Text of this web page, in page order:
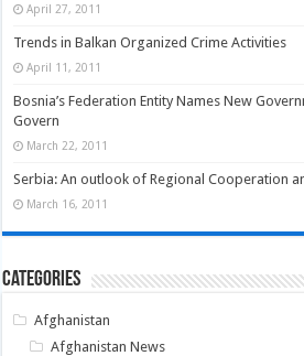
April 27, 2011
Trends in Balkan Organized Crime Activities
April 11, 2011
Bosnia’s Federation Entity Names New
Govern
March 22, 2011
Serbia: An outlook of Regional Cooperation
March 16, 2011
Categories
Afghanistan
Afghanistan News